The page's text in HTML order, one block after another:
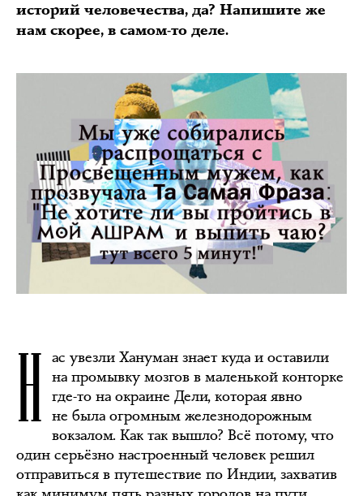
историй человечества, да? Напишите же
нам скорее, в самом-то деле.
Н ас увезли Хануман знает куда и оставили
на промывку мозгов в маленькой конторке
где-то на окраине Дели, которая явно
не была огромным железнодорожным
вокзалом. Как так вышло? Всё потому, что
один серьёзно настроенный человек решил
отправиться в путешествие по Индии, захватив